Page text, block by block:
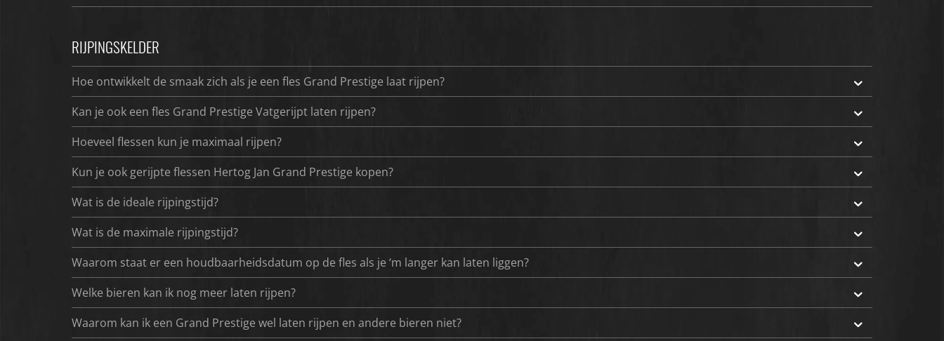
RIJPINGSKELDER
Hoe ontwikkelt de smaak zich als je een fles Grand Prestige laat rijpen?
Kan je ook een fles Grand Prestige Vatgerijpt laten rijpen?
Hoeveel flessen kun je maximaal rijpen?
Kun je ook gerijpte flessen Hertog Jan Grand Prestige kopen?
Wat is de ideale rijpingstijd?
Wat is de maximale rijpingstijd?
Waarom staat er een houdbaarheidsdatum op de fles als je ‘m langer kan laten liggen?
Welke bieren kan ik nog meer laten rijpen?
Waarom kan ik een Grand Prestige wel laten rijpen en andere bieren niet?